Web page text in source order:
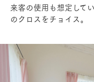
来客の使用も想定して
のクロスをチョイス。